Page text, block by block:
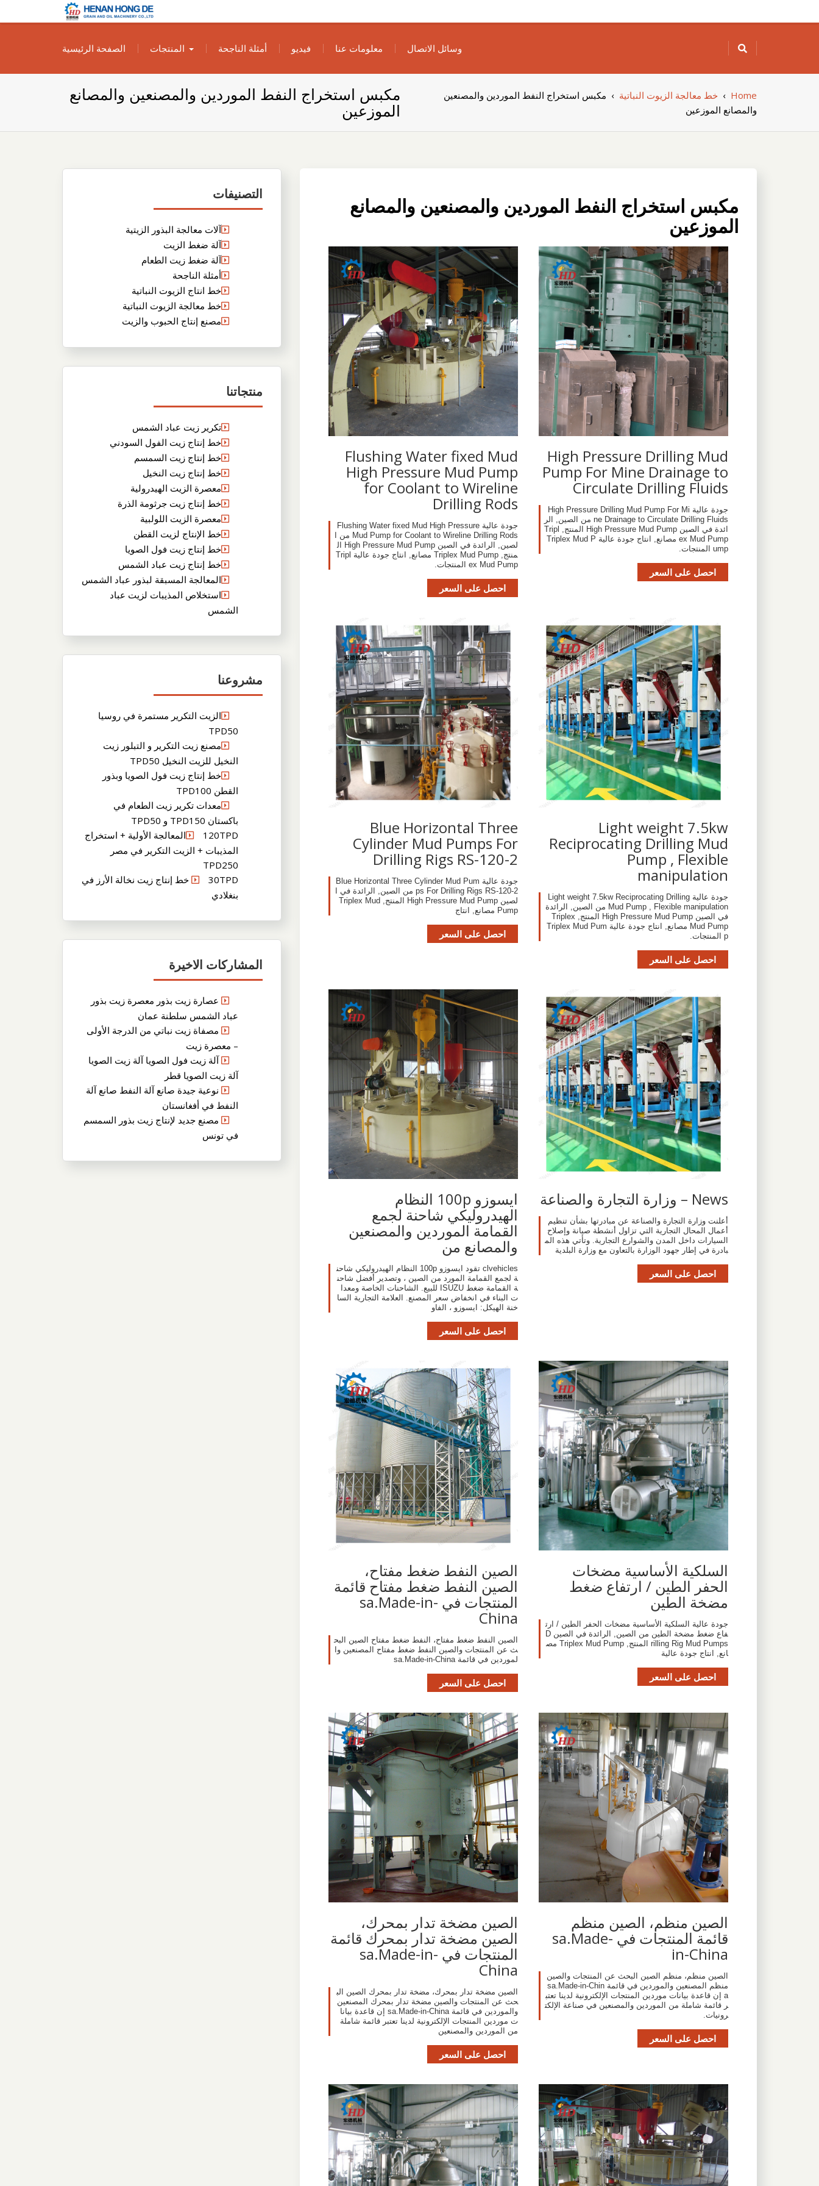
to
الزيوت النباتية
الخاص بك
الصفحة الرئيسية
المنتجات أمثلة الناجحة فيديو معلومات عنا وسائل الاتصال
مكبس استخراج النفط الموردين والمصنعين والمصانع
الموزعين
Home
› خط معالجة الزيوت النباتية › مكبس استخراج النفط الموردين والمصنعين
والمصانع الموزعين
التصنيفات
آلات معالجة البذور الزيتية
آلة ضغط الزيت
آلة ضغط زيت الطعام
أمثلة الناجحة
خط انتاج الزيوت النباتية
خط معالجة الزيوت النباتية
مصنع إنتاج الحبوب والزيت
منتجاتنا
تكرير زيت عباد الشمس
خط إنتاج زيت الفول السودني
خط إنتاج زيت السمسم
خط إنتاج زيت النخيل
معصرة الزيت الهيدرولية
خط إنتاج زيت جرثومة الذرة
معصرة الزيت اللولبية
خط الإنتاج لزيت القطن
خط إنتاج زيت فول الصويا
خط إنتاج زيت عباد الشمس
المعالجة المسبقة لبذور عباد الشمس
استخلاص المذيبات لزيت عباد
الشمس
مشروعنا
الزيت التكرير مستمرة في روسيا
TPD50
مصنع زيت التكرير و التبلور زيت
النخيل للزيت النخيل TPD50
خط إنتاج زيت فول الصويا وبذور
القطن TPD100
معدات تكرير زيت الطعام في
باكستان TPD150 و TPD50
120TPDالمعالجة الأولية + استخراج
المذيبات + الزيت التكرير في مصر
TPD250
30TPD خط إنتاج زيت نخالة الأرز في
بنغلادي
المشاركات الاخيرة
عصارة زيت بذور معصرة زيت بذور
عباد الشمس سلطنة عمان
مصفاة زيت نباتي من الدرجة الأولى
– معصرة زيت
آلة زيت فول الصويا آلة زيت الصويا
آلة زيت الصويا قطر
نوعية جيدة صانع آلة النفط صانع آلة
النفط في أفغانستان
مصنع جديد لإنتاج زيت بذور السمسم
في تونس
مكبس استخراج النفط الموردين والمصنعين والمصانع
الموزعين
High Pressure Drilling Mud
Pump For Mine Drainage to
Circulate Drilling Fluids
جودة عالية High Pressure Drilling Mud Pump For Mi
ne Drainage to Circulate Drilling Fluids من الصين, الر
ائدة في الصين High Pressure Mud Pump المنتج, Tripl
ex Mud Pump مصانع, انتاج جودة عالية Triplex Mud P
ump المنتجات.
احصل على السعر
Flushing Water fixed Mud
High Pressure Mud Pump
for Coolant to Wireline
Drilling Rods
جودة عالية Flushing Water fixed Mud High Pressure
Mud Pump for Coolant to Wireline Drilling Rods من ا
لصين, الرائدة في الصين High Pressure Mud Pump ال
منتج, Triplex Mud Pump مصانع, انتاج جودة عالية Tripl
ex Mud Pump المنتجات.
احصل على السعر
Light weight 7.5kw
Reciprocating Drilling Mud
Pump , Flexible
manipulation
جودة عالية Light weight 7.5kw Reciprocating Drilling
Mud Pump , Flexible manipulation من الصين, الرائدة
في الصين High Pressure Mud Pump المنتج, Triplex
Mud Pump مصانع, انتاج جودة عالية Triplex Mud Pum
p المنتجات.
احصل على السعر
Blue Horizontal Three
Cylinder Mud Pumps For
Drilling Rigs RS-120-2
جودة عالية Blue Horizontal Three Cylinder Mud Pum
ps For Drilling Rigs RS-120-2 من الصين, الرائدة في ا
لصين High Pressure Mud Pump المنتج, Triplex Mud
Pump مصانع, انتاج
احصل على السعر
News – وزارة التجارة والصناعة
أعلنت وزارة التجارة والصناعة عن مبادرتها بشأن تنظيم
أعمال المحال التجارية التي تزاول أنشطة صيانة وإصلاح
السيارات داخل المدن والشوارع التجارية. وتأتي هذه الم
بادرة في إطار جهود الوزارة بالتعاون مع وزارة البلدية
احصل على السعر
ايسوزو 100p النظام
الهيدروليكي شاحنة لجمع
القمامة الموردين والمصنعين
والمصانع من
clvehicles تقود ايسوزو 100p النظام الهيدروليكي شاحن
ة لجمع القمامة المورد من الصين ، وتصدير أفضل شاحن
ة القمامة ضغط ISUZU للبيع. الشاحنات الخاصة ومعدا
ت البناء في انخفاض سعر المصنع. العلامة التجارية السا
خنة الهيكل: ايسوزو ، الفاو
احصل على السعر
السلكية الأساسية مضخات
الحفر الطين / ارتفاع ضغط
مضخة الطين
جودة عالية السلكية الأساسية مضخات الحفر الطين / ارت
فاع ضغط مضخة الطين من الصين, الرائدة في الصين D
rilling Rig Mud Pumps المنتج, Triplex Mud Pump مص
انع, انتاج جودة عالية
احصل على السعر
الصين النفط ضغط مفتاح،
الصين النفط ضغط مفتاح قائمة
المنتجات في sa.Made-in-
China
الصين النفط ضغط مفتاح، النفط ضغط مفتاح الصين البح
ث عن المنتجات والصين النفط ضغط مفتاح المصنعين وا
لموردين في قائمة sa.Made-in-China
احصل على السعر
الصين منظم، الصين منظم
قائمة المنتجات في sa.Made-
in-China
الصين منظم، منظم الصين البحث عن المنتجات والصين
منظم المصنعين والموردين في قائمة sa.Made-in-Chin
a إن قاعدة بيانات موردين المنتجات الإلكترونية لدينا تعتب
ر قائمة شاملة من الموردين والمصنعين في صناعة الإلكت
رونيات.
احصل على السعر
الصين مضخة تدار بمحرك،
الصين مضخة تدار بمحرك قائمة
المنتجات في sa.Made-in-
China
الصين مضخة تدار بمحرك، مضخة تدار بمحرك الصين الب
حث عن المنتجات والصين مضخة تدار بمحرك المصنعين
والموردين في قائمة sa.Made-in-China إن قاعدة بيانا
ت موردين المنتجات الإلكترونية لدينا تعتبر قائمة شاملة
من الموردين والمصنعين
احصل على السعر